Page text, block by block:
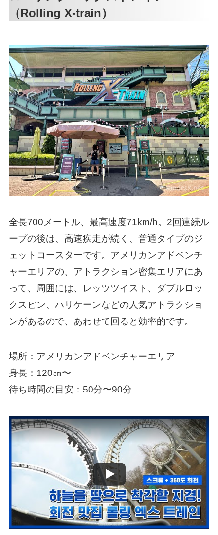
（Rolling X-train）
全長700メートル、最高速度71km/h。2回連続ル
ープの後は、高速疾走が続く、普通タイプのジ
ェットコースターです。アメリカンアドベンチ
ャーエリアの、アトラクション密集エリアにあ
って、周囲には、レッツツイスト、ダブルロッ
クスピン、ハリケーンなどの人気アトラクショ
ンがあるので、あわせて回ると効率的です。
場所：アメリカンアドベンチャーエリア
身長：120㎝〜
待ち時間の目安：50分〜90分